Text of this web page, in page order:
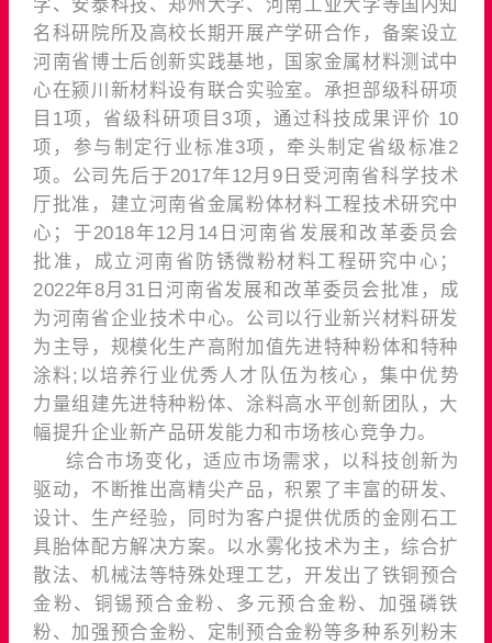
学、安泰科技、郑州大学、河南工业大学等国内知
名科研院所及高校长期开展产学研合作，备案设立
河南省博士后创新实践基地，国家金属材料测试中
心在颍川新材料设有联合实验室。承担部级科研项
目1项，省级科研项目3项，通过科技成果评价 10
项，参与制定行业标准3项，牵头制定省级标准2
项。公司先后于2017年12月9日受河南省科学技术
厅批准，建立河南省金属粉体材料工程技术研究中
心；于2018年12月14日河南省发展和改革委员会
批准，成立河南省防锈微粉材料工程研究中心；
2022年8月31日河南省发展和改革委员会批准，成
为河南省企业技术中心。公司以行业新兴材料研发
为主导，规模化生产高附加值先进特种粉体和特种
涂料;以培养行业优秀人才队伍为核心，集中优势
力量组建先进特种粉体、涂料高水平创新团队，大
幅提升企业新产品研发能力和市场核心竞争力。
综合市场变化，适应市场需求，以科技创新为
驱动，不断推出高精尖产品，积累了丰富的研发、
设计、生产经验，同时为客户提供优质的金刚石工
具胎体配方解决方案。以水雾化技术为主，综合扩
散法、机械法等特殊处理工艺，开发出了铁铜预合
金粉、铜锡预合金粉、多元预合金粉、加强磷铁
粉、加强预合金粉、定制预合金粉等多种系列粉末